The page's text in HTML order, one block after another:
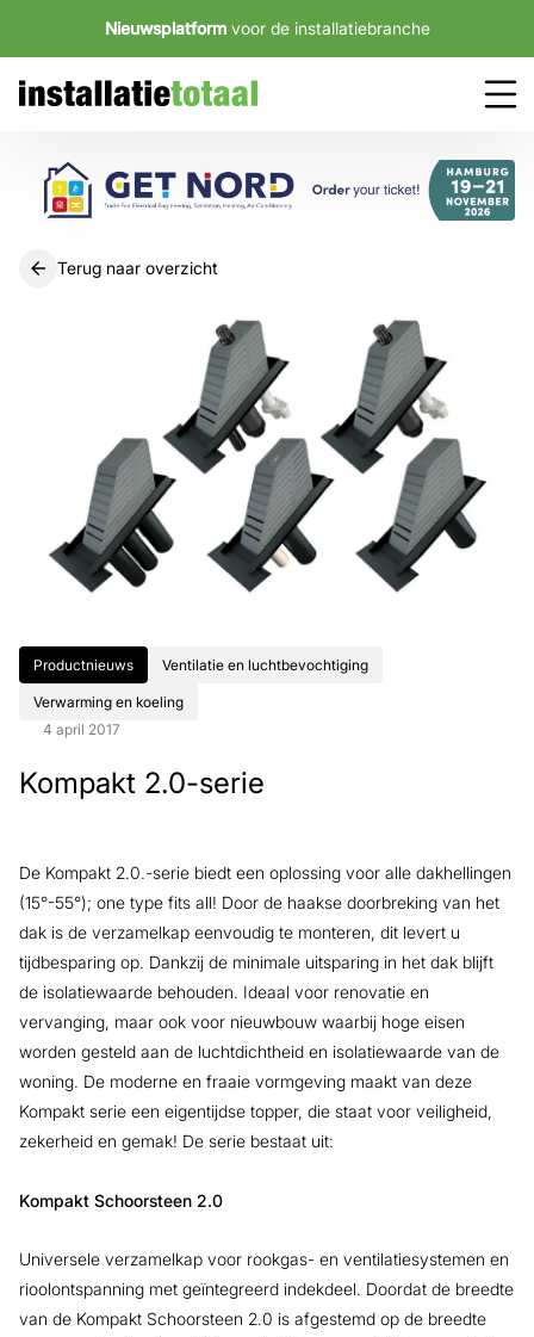
Nieuwsplatform voor de installatiebranche
Terug naar overzicht
Productnieuws Ventilatie en luchtbevochtiging
Verwarming en koeling
4 april 2017
Kompakt 2.0-serie
De Kompakt 2.0.-serie biedt een oplossing voor alle dakhellingen
(15°-55°); one type fits all! Door de haakse doorbreking van het
dak is de verzamelkap eenvoudig te monteren, dit levert u
tijdbesparing op. Dankzij de minimale uitsparing in het dak blijft
de isolatiewaarde behouden. Ideaal voor renovatie en
vervanging, maar ook voor nieuwbouw waarbij hoge eisen
worden gesteld aan de luchtdichtheid en isolatiewaarde van de
woning. De moderne en fraaie vormgeving maakt van deze
Kompakt serie een eigentijdse topper, die staat voor veiligheid,
zekerheid en gemak! De serie bestaat uit:
Kompakt Schoorsteen 2.0
Universele verzamelkap voor rookgas- en ventilatiesystemen en
rioolontspanning met geïntegreerd indekdeel. Doordat de breedte
van de Kompakt Schoorsteen 2.0 is afgestemd op de breedte